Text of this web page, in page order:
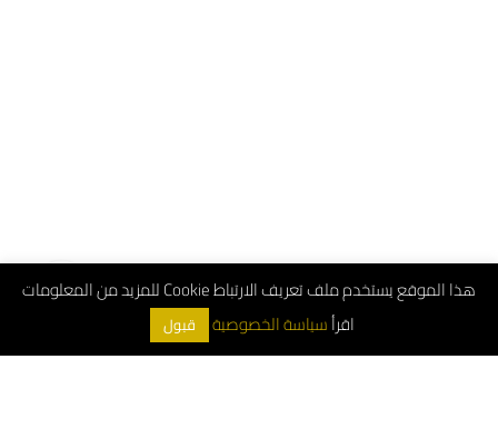
هذا الموقع يستخدم ملف تعريف الارتباط Cookie للمزيد من المعلومات
اقرأسياسة الخصوصية قبول